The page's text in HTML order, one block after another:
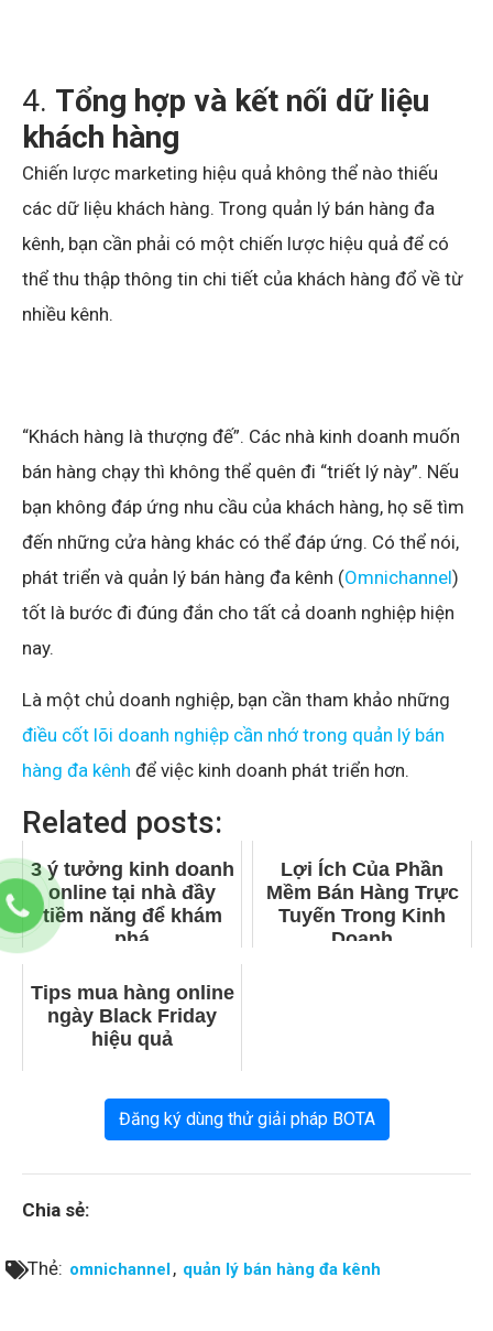
4. Tổng hợp và kết nối dữ liệu
khách hàng
Chiến lược marketing hiệu quả không thể nào thiếu
các dữ liệu khách hàng. Trong quản lý bán hàng đa
kênh, bạn cần phải có một chiến lược hiệu quả để có
thể thu thập thông tin chi tiết của khách hàng đổ về từ
nhiều kênh.
“Khách hàng là thượng đế”. Các nhà kinh doanh muốn
bán hàng chạy thì không thể quên đi “triết lý này”. Nếu
bạn không đáp ứng nhu cầu của khách hàng, họ sẽ tìm
đến những cửa hàng khác có thể đáp ứng. Có thể nói,
phát triển và quản lý bán hàng đa kênh (Omnichannel)
tốt là bước đi đúng đắn cho tất cả doanh nghiệp hiện
nay.
Là một chủ doanh nghiệp, bạn cần tham khảo những
điều cốt lõi doanh nghiệp cần nhớ trong quản lý bán
hàng đa kênh để việc kinh doanh phát triển hơn.
Related posts:
3 ý tưởng kinh doanh
online tại nhà đầy
tiềm năng để khám
phá
Lợi Ích Của Phần
Mềm Bán Hàng Trực
Tuyến Trong Kinh
Doanh
Tips mua hàng online
ngày Black Friday
hiệu quả
Đăng ký dùng thử giải pháp BOTA
Chia sẻ:
Thẻ: omnichannel, quản lý bán hàng đa kênh